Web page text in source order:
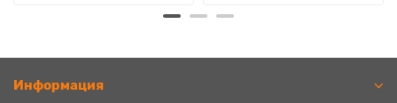
Информация